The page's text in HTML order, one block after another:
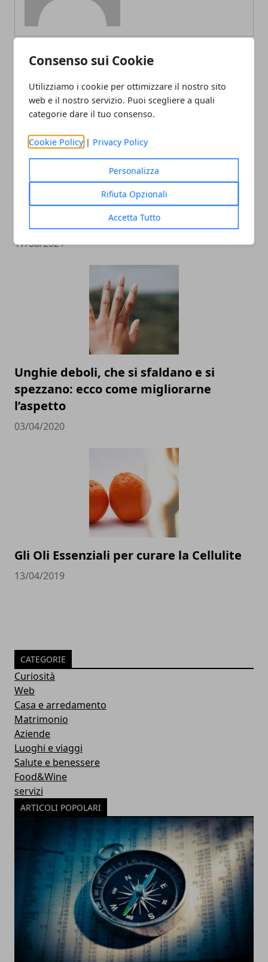
Consenso sui Cookie
Utilizziamo i cookie per ottimizzare il nostro sito
web e il nostro servizio. Puoi scegliere a quali
categorie dare il tuo consenso.
Cookie Policy | Privacy Policy
Personalizza
Rifiuta Opzionali
Accetta Tutto
Tipologie di integratori dimagranti e
17/08/2021
Unghie deboli, che si sfaldano e si
spezzano: ecco come migliorarne
l’aspetto
03/04/2020
Gli Oli Essenziali per curare la Cellulite
13/04/2019
CATEGORIE
Curiosità
Web
Casa e arredamento
Matrimonio
Aziende
Luoghi e viaggi
Salute e benessere
Food&Wine
servizi
ARTICOLI POPOLARI